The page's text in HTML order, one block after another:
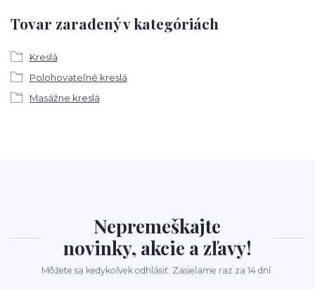
Tovar zaradený v kategóriách
Kreslá
Polohovateľné kreslá
Masážne kreslá
Nepremeškajte
novinky, akcie a zľavy!
Môžete sa kedykoľvek odhlásiť. Zasielame raz za 14 dní.